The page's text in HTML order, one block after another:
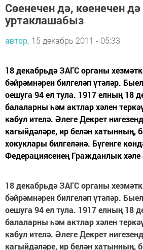
Сөенечен дә, көенечен дә
уртаклашабыз
автор, 15 декабрь 2011 - 05:33
18 декабрьдә ЗАГС органы
бәйрәмнәрен билгеләп үтәләр.
оешуга 94 ел тула. 1917 елның 18
балаларны һәм актлар хәлен
кабул ителә. Әлеге Декрет
кагыйдәләре, ир белән хатынның,
хокуклары билгеләнә. Бүгенге
Федерациясенең Гражданлык
18 декабрьдә ЗАГС органы
бәйрәмнәрен билгеләп үтәләр.
оешуга 94 ел тула. 1917 елның 18
балаларны һәм актлар хәлен
кабул ителә. Әлеге Декрет
кагыйдәләре, ир белән хатынның,